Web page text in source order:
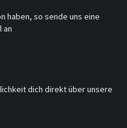
haben, so sende uns eine
an
dich direkt über unsere